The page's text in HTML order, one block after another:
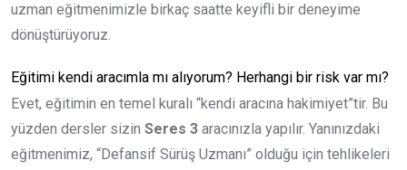
uzman eğitmenimizle birkaç saatte keyifli bir deneyime
dönüştürüyoruz.
Eğitimi kendi aracımla mı alıyorum? Herhangi bir risk var mı?
Evet, eğitimin en temel kuralı “kendi aracına hakimiyet”tir. Bu
yüzden dersler sizin Seres 3 aracınızla yapılır. Yanınızdaki
eğitmenimiz, “Defansif Sürüş Uzmanı” olduğu için tehlikeleri